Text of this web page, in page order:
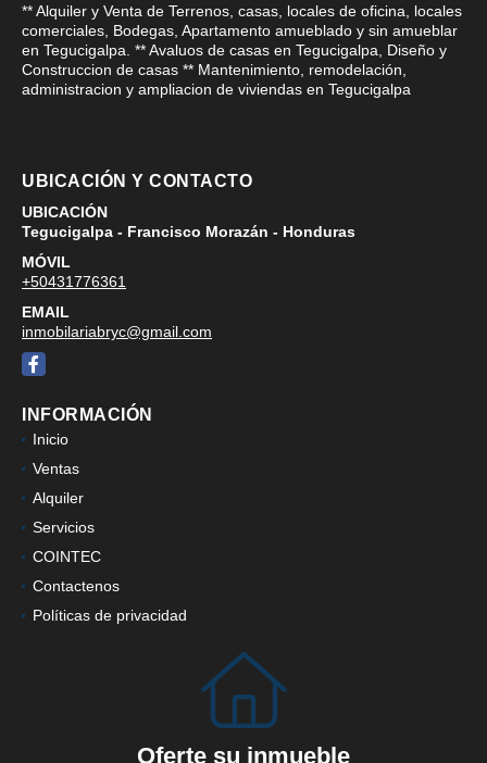
** Alquiler y Venta de Terrenos, casas, locales de oficina, locales
comerciales, Bodegas, Apartamento amueblado y sin amueblar
en Tegucigalpa. ** Avaluos de casas en Tegucigalpa, Diseño y
Construccion de casas ** Mantenimiento, remodelación,
administracion y ampliacion de viviendas en Tegucigalpa
UBICACIÓN Y CONTACTO
UBICACIÓN
Tegucigalpa - Francisco Morazán - Honduras
MÓVIL
+50431776361
EMAIL
inmobilariabryc@gmail.com
Facebook
INFORMACIÓN
Inicio
Ventas
Alquiler
Servicios
COINTEC
Contactenos
Políticas de privacidad
Oferte su inmueble